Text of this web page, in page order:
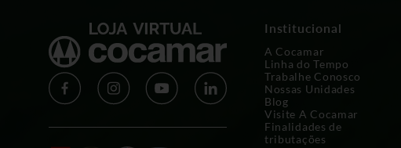
Institucional
A Cocamar
Linha do Tempo
Trabalhe Conosco
Nossas Unidades
Blog
Visite A Cocamar
Finalidades de
tributações